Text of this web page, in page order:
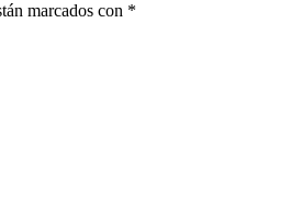
marcados con *